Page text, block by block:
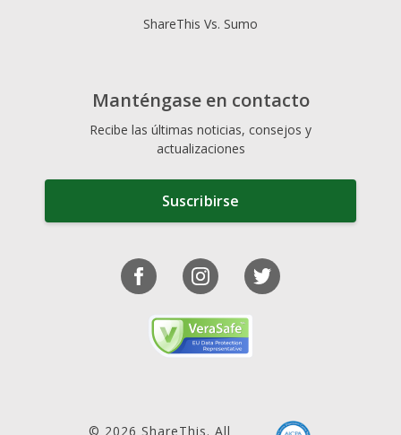
ShareThis Vs. Sumo
Manténgase en contacto
Recibe las últimas noticias, consejos y
actualizaciones
Suscribirse
© 2026 ShareThis. All